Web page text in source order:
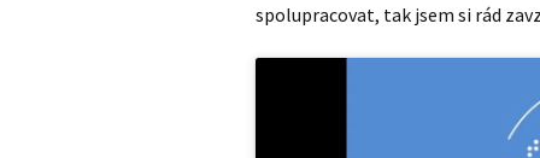
spolupracovat, tak jsem si rád